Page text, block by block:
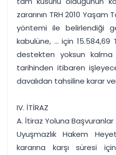
zararının TRH 2010
yöntemi ile belirlendiği
kabulüne, ... için 15.584,69
destekten yoksun kalma
tarihinden itibaren
davalıdan tahsiline karar
IV. İTİRAZ
A. İtiraz Yoluna Başvuranlar
Uyuşmazlık Hakem
kararına karşı süresi